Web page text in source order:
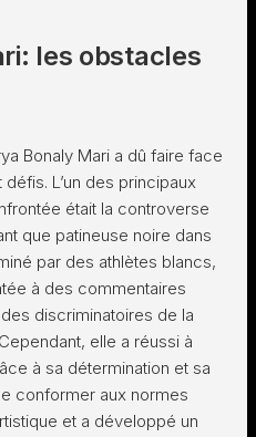
les obstacles
Bonaly Mari a dû faire face
L’un des principaux
était la controverse
que patineuse noire dans
par des athlètes blancs,
à des commentaires
discriminatoires de la
elle a réussi à
à sa détermination et sa
conformer aux normes
et a développé un